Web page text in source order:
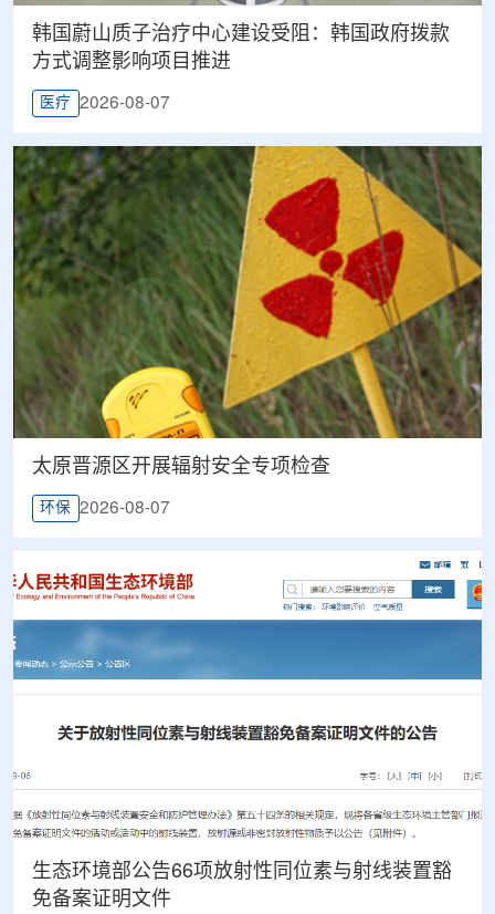
韩国蔚山质子治疗中心建设受阻：韩国政府拨款
方式调整影响项目推进
医疗 2026-08-07
太原晋源区开展辐射安全专项检查
环保 2026-08-07
生态环境部公告66项放射性同位素与射线装置豁
免备案证明文件